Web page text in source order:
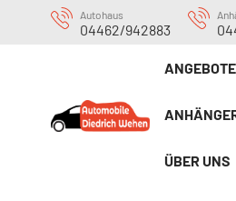
Autohaus
04462/942883
ÜBER UNS